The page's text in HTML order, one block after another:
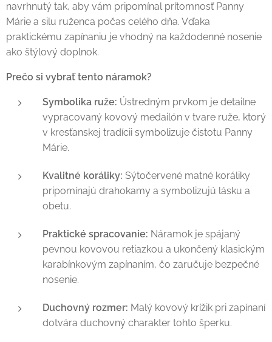
navrhnutý tak, aby vám pripomínal prítomnosť Panny
Márie a silu ruženca počas celého dňa. Vďaka
praktickému zapínaniu je vhodný na každodenné nosenie
ako štýlový doplnok.
Prečo si vybrať tento náramok?
Symbolika ruže: Ústredným prvkom je detailne
vypracovaný kovový medailón v tvare ruže, ktorý
v kresťanskej tradícii symbolizuje čistotu Panny
Márie.
Kvalitné koráliky: Sýtočervené matné koráliky
pripomínajú drahokamy a symbolizujú lásku a
obetu.
Praktické spracovanie: Náramok je spájaný
pevnou kovovou retiazkou a ukončený klasickým
karabínkovým zapínaním, čo zaručuje bezpečné
nosenie.
Duchovný rozmer: Malý kovový krížik pri zapínaní
dotvára duchovný charakter tohto šperku.